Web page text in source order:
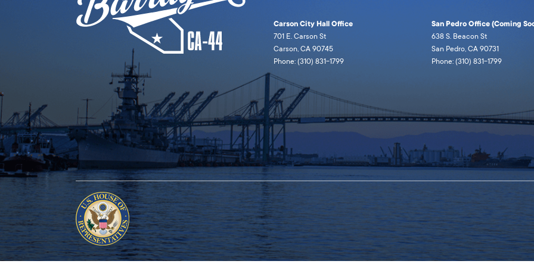
Carson City Hall Office
701 E. Carson St
Carson, CA 90745
Phone: (310) 831-1799
San Pedro Office (Coming
638 S. Beacon St
San Pedro, CA 90731
Phone: (310) 831-1799